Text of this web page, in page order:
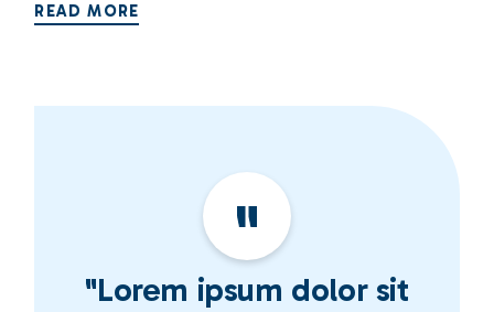
READ MORE
"Lorem ipsum dolor sit